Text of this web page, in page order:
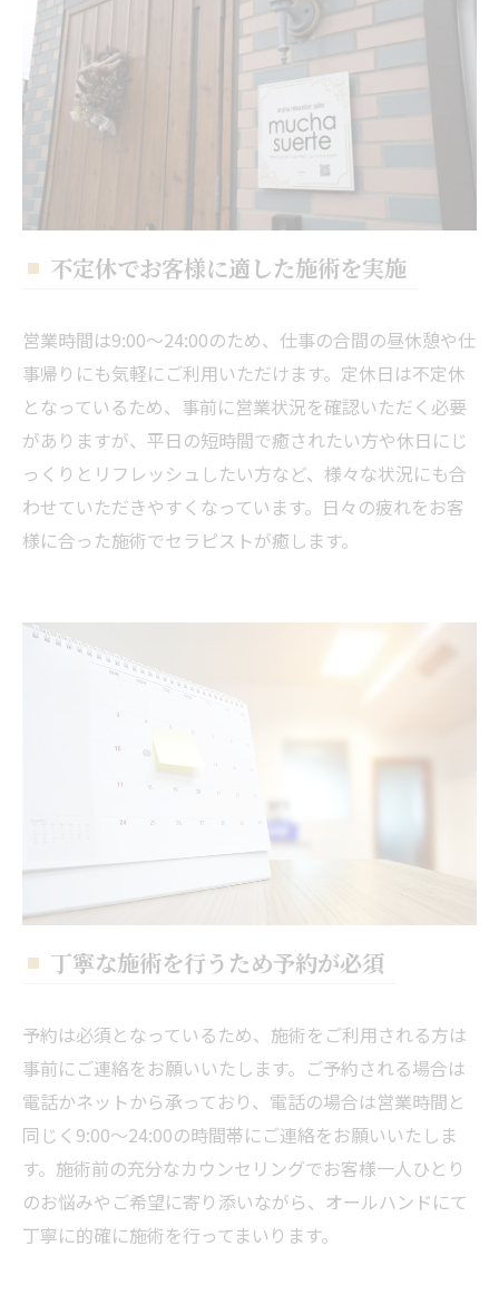
不定休でお客様に適した施術を実施
営業時間は9:00～24:00のため、仕事の合間の昼休憩や仕
事帰りにも気軽にご利用いただけます。定休日は不定休
となっているため、事前に営業状況を確認いただく必要
がありますが、平日の短時間で癒されたい方や休日にじ
っくりとリフレッシュしたい方など、様々な状況にも合
わせていただきやすくなっています。日々の疲れをお客
様に合った施術でセラピストが癒します。
丁寧な施術を行うため予約が必須
予約は必須となっているため、施術をご利用される方は
事前にご連絡をお願いいたします。ご予約される場合は
電話かネットから承っており、電話の場合は営業時間と
同じく9:00～24:00の時間帯にご連絡をお願いいたしま
す。施術前の充分なカウンセリングでお客様一人ひとり
のお悩みやご希望に寄り添いながら、オールハンドにて
丁寧に的確に施術を行ってまいります。